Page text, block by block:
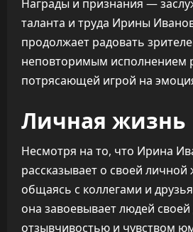
Награды и признания —
таланта и труда Ирины
продолжает радовать
неповторимым исполнением
потрясающей игрой на
Личная жизнь
Несмотря на то, что Ирина
рассказывает о своей
общаясь с коллегами и
она завоевывает людей
отзывчивостью и чувством